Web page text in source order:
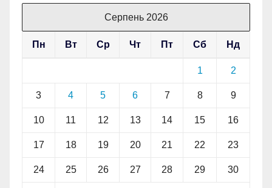
Серпень 2026
Пн Вт Ср Чт Пт Сб Нд
1 2
3 4 5 6 7 8 9
10 11 12 13 14 15 16
17 18 19 20 21 22 23
24 25 26 27 28 29 30